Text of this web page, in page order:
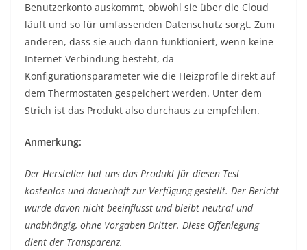
Benutzerkonto auskommt, obwohl sie über die Cloud
läuft und so für umfassenden Datenschutz sorgt. Zum
anderen, dass sie auch dann funktioniert, wenn keine
Internet-Verbindung besteht, da
Konfigurationsparameter wie die Heizprofile direkt auf
dem Thermostaten gespeichert werden. Unter dem
Strich ist das Produkt also durchaus zu empfehlen.
Anmerkung:
Der Hersteller hat uns das Produkt für diesen Test
kostenlos und dauerhaft zur Verfügung gestellt. Der Bericht
wurde davon nicht beeinflusst und bleibt neutral und
unabhängig, ohne Vorgaben Dritter. Diese Offenlegung
dient der Transparenz.